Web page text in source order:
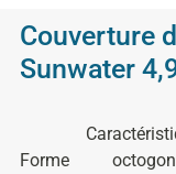
Couverture
Sunwater
Forme